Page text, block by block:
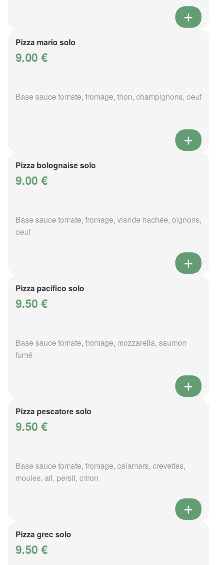
Pizza mario solo
9.00 €
Base sauce tomate, fromage, thon, champignons, oeuf
Pizza bolognaise solo
9.00 €
Base sauce tomate, fromage, viande hachée, oignons,
oeuf
Pizza pacifico solo
9.50 €
Base sauce tomate, fromage, mozzarella, saumon
fumé
Pizza pescatore solo
9.50 €
Base sauce tomate, fromage, calamars, crevettes,
moules, ail, persil, citron
Pizza grec solo
9.50 €